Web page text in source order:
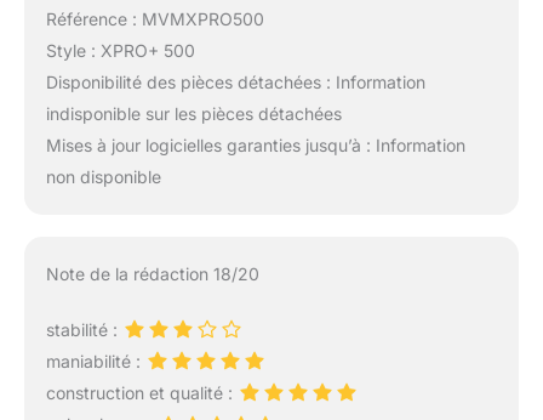
Référence : MVMXPRO500
Style : XPRO+ 500
Disponibilité des pièces détachées : Information
indisponible sur les pièces détachées
Mises à jour logicielles garanties jusqu’à : Information
non disponible
Note de la rédaction 18/20
stabilité :
maniabilité :
construction et qualité :